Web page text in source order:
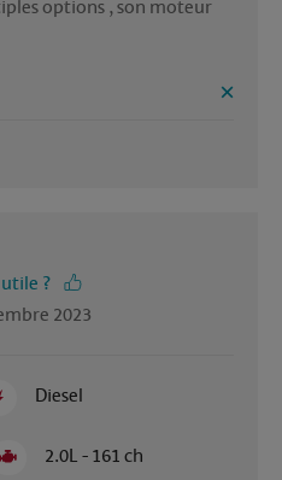
options , son moteur
?
2023
Diesel
2.0L - 161 ch